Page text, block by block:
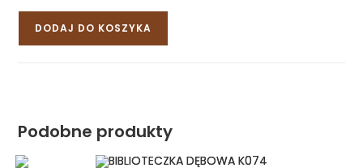
DODAJ DO KOSZYKA
Podobne produkty